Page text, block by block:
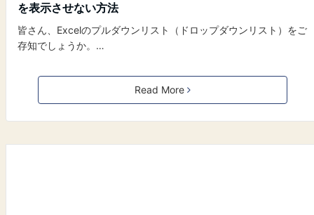
を表示させない方法
皆さん、Excelのプルダウンリスト（ドロップダウンリスト）をご
存知でしょうか。…
Read More